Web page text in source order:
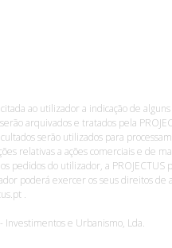
ao utilizador a indicação de
arquivados e tratados pela
serão utilizados para
relativas a ações comerciais e de
pedidos do utilizador, a
poderá exercer os seus direitos
.
Investimentos e Urbanismo, Lda.